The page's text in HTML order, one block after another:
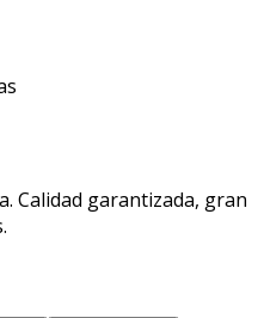
Calidad garantizada, gran